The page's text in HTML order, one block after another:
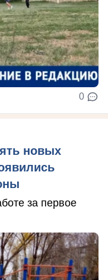
0
новых
за первое